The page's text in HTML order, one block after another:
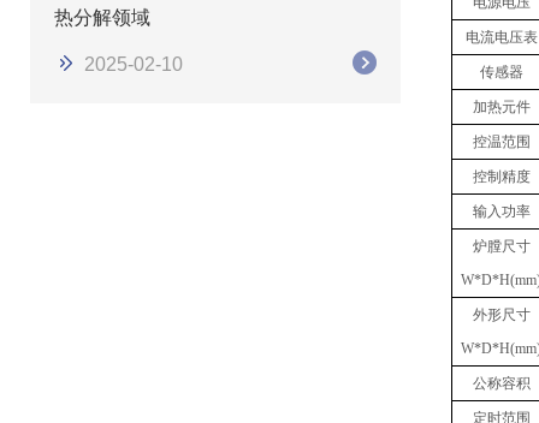
热分解领域
2025-02-10
电流电压表
传感器
加热元件
控温范围
控制精度
输入功率
炉膛尺寸
外形尺寸
公称容积
定时范围